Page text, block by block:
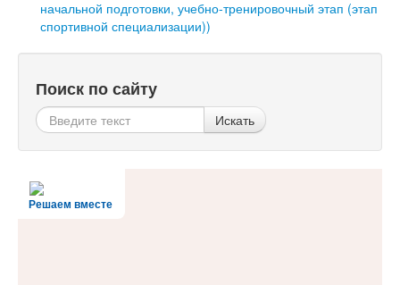
начальной подготовки, учебно-тренировочный этап (этап
спортивной специализации))
Поиск по сайту
Искать
Решаем вместе